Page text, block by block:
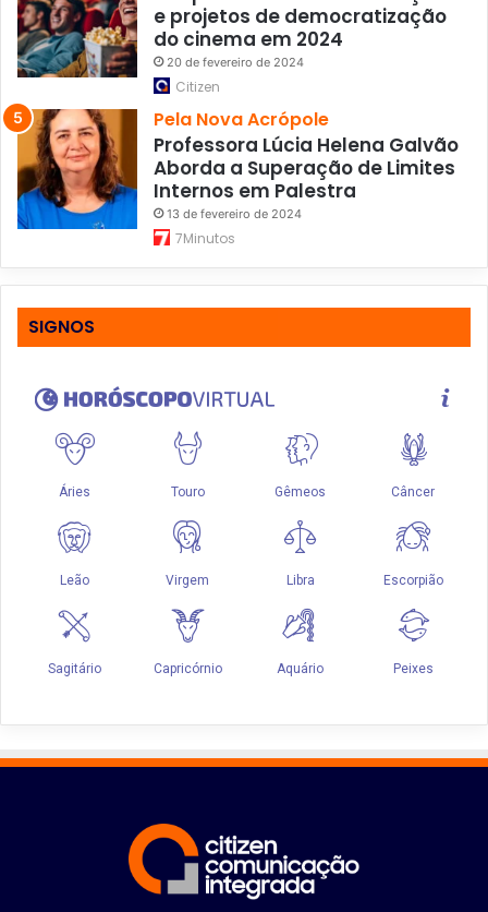
e projetos de democratização
do cinema em 2024
20 de fevereiro de 2024
Citizen
Pela Nova Acrópole
Professora Lúcia Helena Galvão
Aborda a Superação de Limites
Internos em Palestra
13 de fevereiro de 2024
7Minutos
SIGNOS